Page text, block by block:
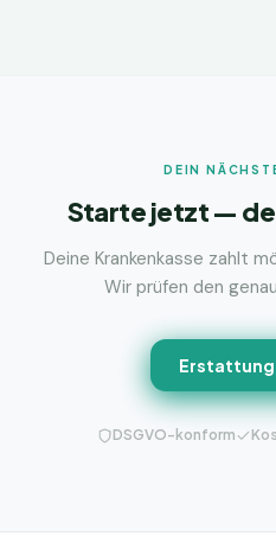
DEIN
Starte jetzt —
Deine Krankenkasse zahlt
Wir prüfen den
DSGVO-konform